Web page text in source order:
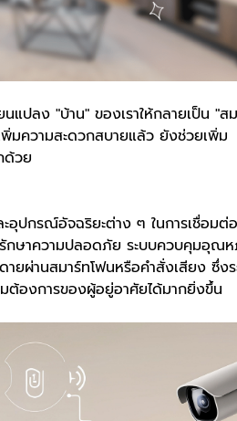
แปลง "บ้าน" ของเราให้กลายเป็น "ส
พิ่มความสะดวกสบายแล้ว ยังช่วยเพิ่ม
ด้วย
อุปกรณ์อัจฉริยะต่าง ๆ ในการเชื่อมต่
รักษาความปลอดภัย ระบบควบคุมอุณ
ยผ่านสมาร์ทโฟนหรือคำสั่งเสียง ซึ่งร
ต้องการของผู้อยู่อาศัยได้มากยิ่งขึ้น